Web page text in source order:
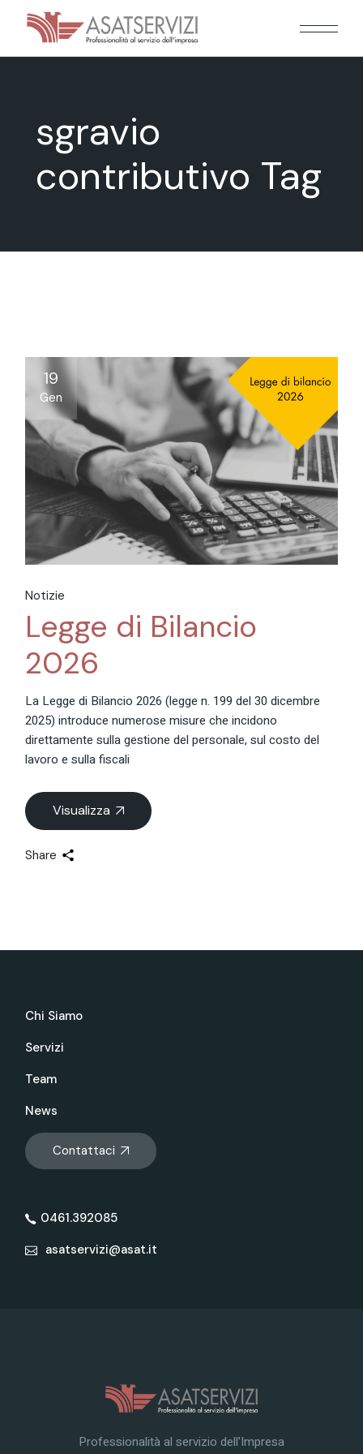
sgravio
contributivo Tag
19
Gen
Notizie
Legge di Bilancio
2026
La Legge di Bilancio 2026 (legge n. 199 del 30 dicembre
2025) introduce numerose misure che incidono
direttamente sulla gestione del personale, sul costo del
lavoro e sulla fiscali
Visualizza
Share
Chi Siamo
Servizi
Team
News
Contattaci
0461.392085
asatservizi@asat.it
Professionalità al servizio dell'Impresa